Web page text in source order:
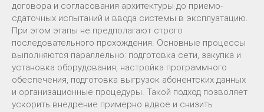
договора и согласования архитектуры до приемо-
сдаточных испытаний и ввода системы в эксплуатацию.
При этом этапы не предполагают строго
последовательного прохождения. Основные процессы
выполняются параллельно: подготовка сети, закупка и
установка оборудования, настройка программного
обеспечения, подготовка выгрузок абонентских данных
и организационные процедуры. Такой подход позволяет
ускорить внедрение примерно вдвое и снизить